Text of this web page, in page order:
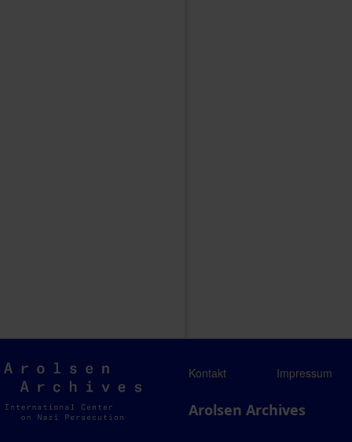
Arolsen
Archives
Kontakt Impressum
Arolsen Archives